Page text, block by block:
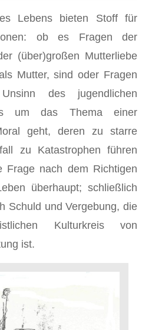
Lebens bieten Stoff für
ob es Fragen der
(über)großen Mutterliebe
Mutter, sind oder Fragen
des jugendlichen
um das Thema einer
geht, deren zu starre
zu Katastrophen führen
Frage nach dem Richtigen
überhaupt; schließlich
Schuld und Vergebung, die
Kulturkreis von
ist.